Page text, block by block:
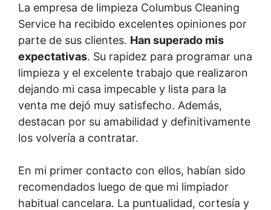
La empresa de limpieza Columbus Cleaning
Service ha recibido excelentes opiniones por
parte de sus clientes. Han superado mis
expectativas. Su rapidez para programar una
limpieza y el excelente trabajo que realizaron
dejando mi casa impecable y lista para la
venta me dejó muy satisfecho. Además,
destacan por su amabilidad y definitivamente
los volvería a contratar.
En mi primer contacto con ellos, habían sido
recomendados luego de que mi limpiador
habitual cancelara. La puntualidad, cortesía y